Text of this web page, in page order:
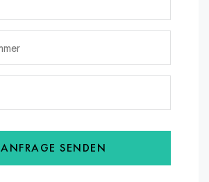
ANFRAGE SENDEN